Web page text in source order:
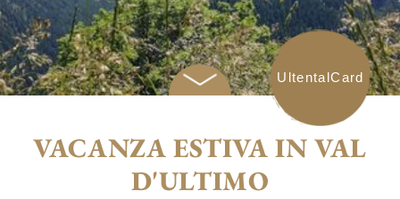
UltentalCard
VACANZA ESTIVA IN VAL
D'ULTIMO